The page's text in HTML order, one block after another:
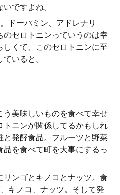
ですよね。
ドーパミン、アドレナリ
のセロトニンっていうのは幸
くて、このセロトニンに至
いると。
う美味しいものを食べて幸せ
トニンが関係してるかもしれ
と発酵食品。フルーツと野菜
を食べて町を大事にするっ
リンゴとキノコとナッツ。食
キノコ、ナッツ。そして発